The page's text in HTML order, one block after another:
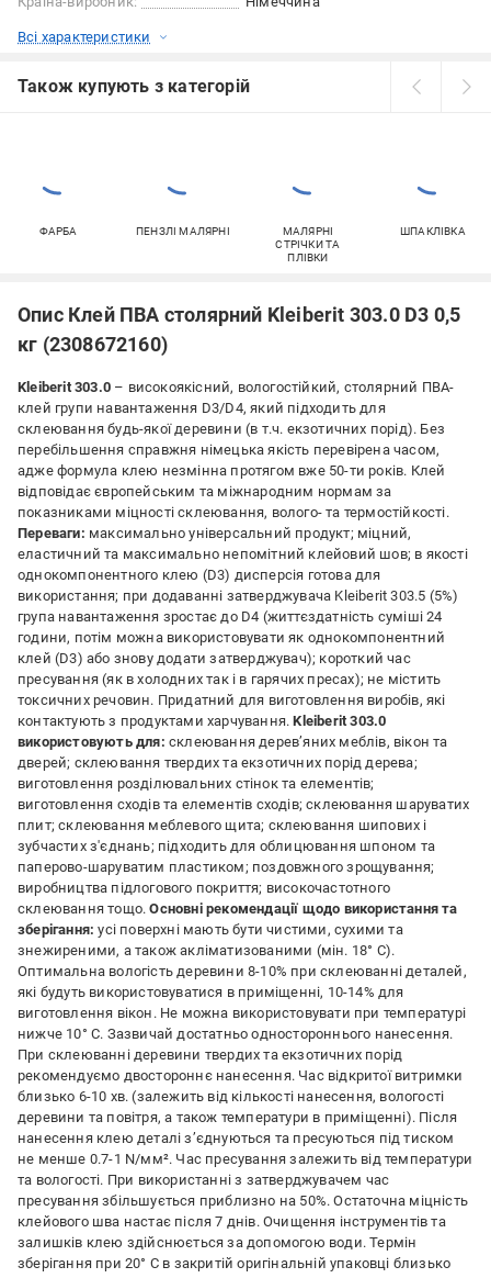
Всі характеристики
Також купують з категорій
ФАРБА ПЕНЗЛІ МАЛЯРНІ
МАЛЯРНІ
СТРІЧКИ ТА
ПЛІВКИ
ШПАКЛІВКА
Опис Клей ПВА столярний Kleiberit 303.0 D3 0,5
кг (2308672160)
Kleiberit 303.0 – високоякісний, вологостійкий, столярний ПВА-
клей групи навантаження D3/D4, який підходить для
склеювання будь-якої деревини (в т.ч. екзотичних порід). Без
перебільшення справжня німецька якість перевірена часом,
адже формула клею незмінна протягом вже 50-ти років. Клей
відповідає європейським та міжнародним нормам за
показниками міцності склеювання, волого- та термостійкості.
Переваги: максимально універсальний продукт; міцний,
еластичний та максимально непомітний клейовий шов; в якості
однокомпонентного клею (D3) дисперсія готова для
використання; при додаванні затверджувача Kleiberit 303.5 (5%)
група навантаження зростає до D4 (життєздатність суміші 24
години, потім можна використовувати як однокомпонентний
клей (D3) або знову додати затверджувач); короткий час
пресування (як в холодних так і в гарячих пресах); не містить
токсичних речовин. Придатний для виготовлення виробів, які
контактують з продуктами харчування.Kleiberit 303.0
використовують для: склеювання дерев’яних меблів, вікон та
дверей; склеювання твердих та екзотичних порід дерева;
виготовлення розділювальних стінок та елементів;
виготовлення сходів та елементів сходів; склеювання шаруватих
плит; склеювання меблевого щита; склеювання шипових і
зубчастих з'єднань; підходить для облицювання шпоном та
паперово-шаруватим пластиком; поздовжного зрощування;
виробництва підлогового покриття; високочастотного
склеювання тощо.Основні рекомендації щодо використання та
зберігання: усі поверхні мають бути чистими, сухими та
знежиреними, а також акліматизованими (мін. 18° C).
Оптимальна вологість деревини 8-10% при склеюванні деталей,
які будуть використовуватися в приміщенні, 10-14% для
виготовлення вікон. Не можна використовувати при температурі
нижче 10° С. Зазвичай достатньо одностороннього нанесення.
При склеюванні деревини твердих та екзотичних порід
рекомендуємо двостороннє нанесення. Час відкритої витримки
близько 6-10 хв. (залежить від кількості нанесення, вологості
деревини та повітря, а також температури в приміщенні). Після
нанесення клею деталі з’єднуються та пресуються під тиском
не менше 0.7-1 N/мм². Час пресування залежить від температури
та вологості. При використанні з затверджувачем час
пресування збільшується приблизно на 50%. Остаточна міцність
клейового шва настає після 7 днів. Очищення інструментів та
залишків клею здійснюється за допомогою води. Термін
зберігання при 20° C в закритій оригінальній упаковці близько